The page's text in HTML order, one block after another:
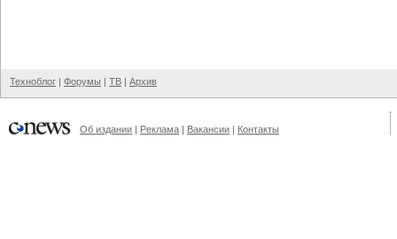
Техноблог | Форумы | ТВ | Архив
Об издании | Реклама | Вакансии | Контакты